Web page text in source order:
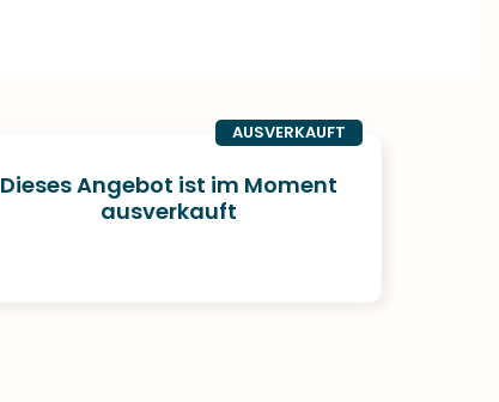
AUSVERKAUFT
Dieses Angebot ist im Moment
ausverkauft